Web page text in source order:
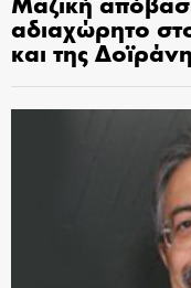
αδιαχώρητο
και της